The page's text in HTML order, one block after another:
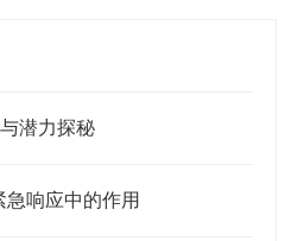
潜力探秘
响应中的作用